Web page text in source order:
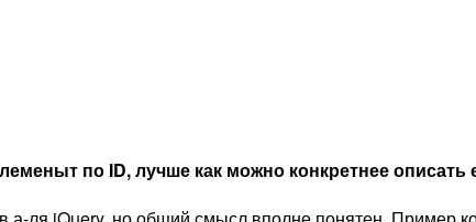
по ID, лучше как можно конкретнее описать